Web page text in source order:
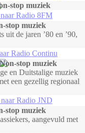
uit de jaren ’80 en ’90,
en Duitstalige muziek
een gezellig regionaal
aangevuld met